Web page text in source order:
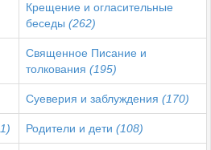
Крещение и огласительные
беседы (262)
Священное Писание и
толкования (195)
Суеверия и заблуждения (170)
Родители и дети (108)